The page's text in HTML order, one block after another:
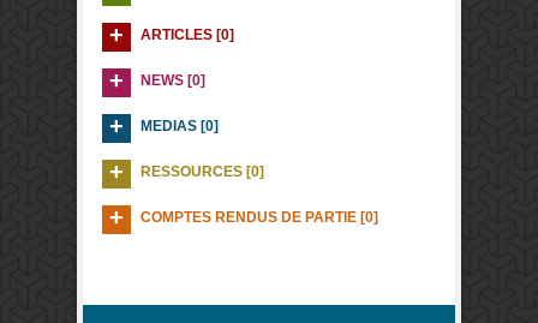
ARTICLES [0]
NEWS [0]
MEDIAS [0]
RESSOURCES [0]
COMPTES RENDUS DE PARTIE [0]